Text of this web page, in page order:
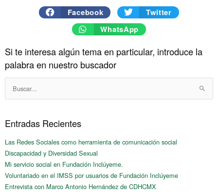
Facebook
Twitter
WhatsApp
Si te interesa algún tema en particular, introduce la
palabra en nuestro buscador
Buscar:
Entradas Recientes
Las Redes Sociales como herramienta de comunicación social
Discapacidad y Diversidad Sexual
Mi servicio social en Fundación Inclúyeme.
Voluntariado en el IMSS por usuarios de Fundación Inclúyeme
Entrevista con Marco Antonio Hernández de CDHCMX
Historico